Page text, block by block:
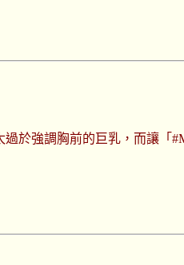
於強調胸前的巨乳，而讓「